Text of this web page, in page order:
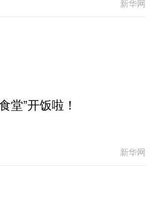
新华网
堂”开饭啦！
新华网